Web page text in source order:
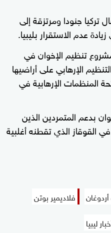
جنودا ومرتزقة إلى
عدم الاستقرار بليبيا.
تنظيم الإخوان في
الإرهابي على أراضيها
لائحة المنظمات الإرهابية في
بدعم المتمردين الذين
القوقاز الذي تقطنه أغلبية
فلاديمير بوتن
ليبيا